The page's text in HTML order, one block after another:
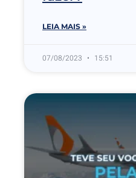
LEIA MAIS »
07/08/2023 15:51